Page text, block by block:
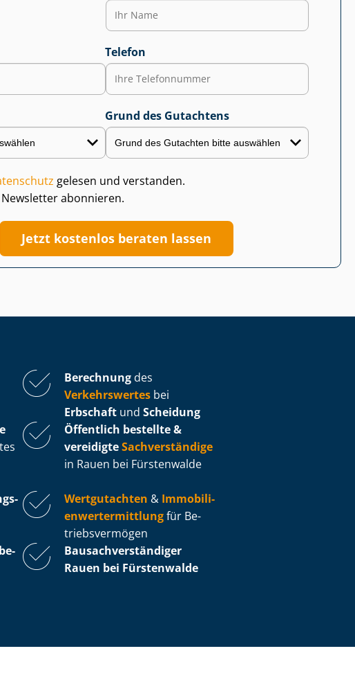
Telefon
Grund des Gutachtens
gelesen und verstanden.
abonnieren.
Jetzt kostenlos beraten lassen
Berechnung des
Verkehrswertes bei
Erbschaft und Scheidung
Öffentlich bestellte &
vereidigteSachverständige
in Rauen bei Fürstenwalde
Wertgutachten & Im­mo­bi­li­
en­wert­ermitt­lungfür Be­
triebs­ver­mö­gen
Bau­sach­ver­stän­di­ger
Rauen bei Fürstenwalde